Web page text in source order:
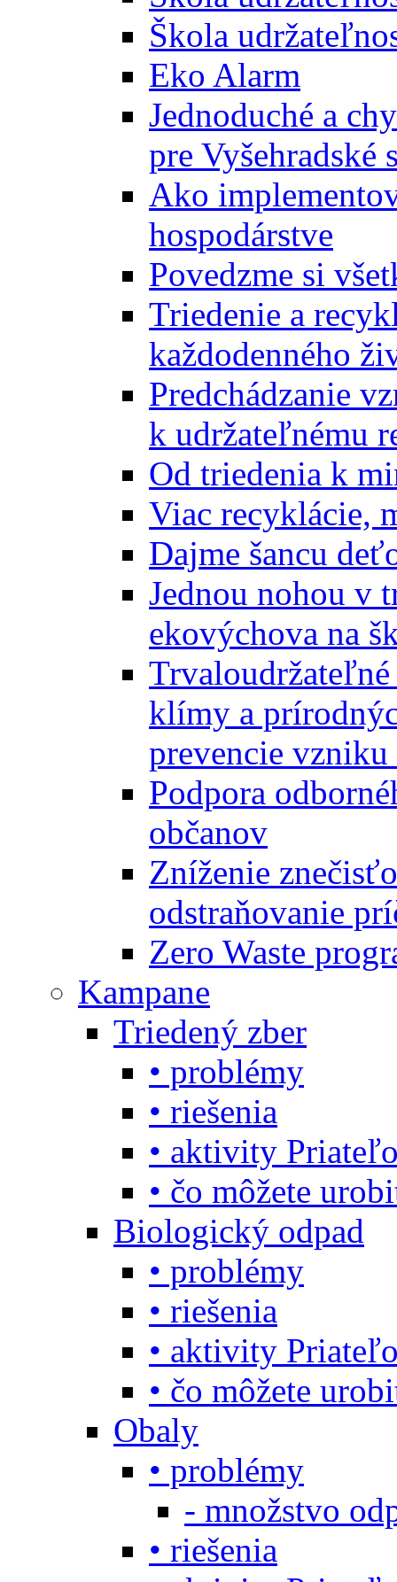
Škola
Eko Alarm
Jednoduché a
pre Vyšehradské
Ako
hospodárstve
Povedzme si
Triedenie a
každodenného
Predchádzanie
k udržateľnému
Od triedenia k
Viac recyklácie,
Dajme šancu
Jednou nohou v
ekovýchova na
klímy a
prevencie vzniku
Podpora
občanov
Zníženie
odstraňovanie
Zero Waste
Kampane
Triedený zber
• problémy
• riešenia
• aktivity
• čo môžete
Biologický odpad
• problémy
• riešenia
• aktivity
• čo môžete
Obaly
• problémy
- množstvo
• riešenia